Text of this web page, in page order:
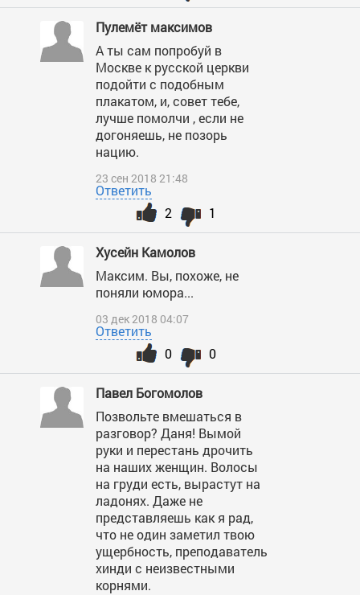
Пулемёт максимов
А ты сам попробуй в
Москве к русской церкви
подойти с подобным
плакатом, и, совет тебе,
лучше помолчи , если не
догоняешь, не позорь
нацию.
23 сен 2018 21:48
Ответить
1
2
Хусейн Камолов
Максим. Вы, похоже, не
поняли юмора...
03 дек 2018 04:07
Ответить
0
0
Павел Богомолов
Позвольте вмешаться в
разговор? Даня! Вымой
руки и перестань дрочить
на наших женщин. Волосы
на груди есть, вырастут на
ладонях. Даже не
представляешь как я рад,
что не один заметил твою
ущербность, преподаватель
хинди с неизвестными
корнями.